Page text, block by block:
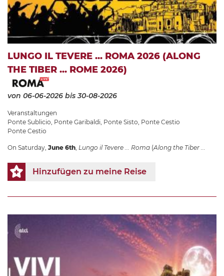
LUNGO IL TEVERE ... ROMA 2026 (ALONG
THE TIBER ... ROME 2026)
von 06-06-2026 bis 30-08-2026
Veranstaltungen
Ponte Sublicio, Ponte Garibaldi, Ponte Sisto, Ponte Cestio
Ponte Cestio
On Saturday, June 6th, Lungo il Tevere ... Roma (Along the Tiber ...
Hinzufügen zu meine Reise